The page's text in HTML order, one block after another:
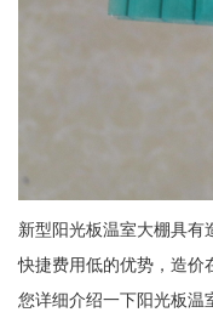
新型阳光板温室大棚具有
快捷费用低的优势，造价
您详细介绍一下阳光板温